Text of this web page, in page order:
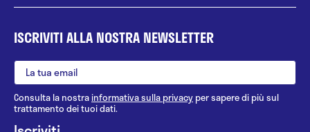
ISCRIVITI ALLA NOSTRA NEWSLETTER
Consulta la nostrainformativa sulla privacy per sapere di più sul
trattamento dei tuoi dati.